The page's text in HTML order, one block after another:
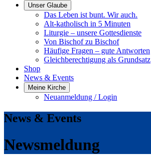
Unser Glaube
Das Leben ist bunt. Wir auch.
Alt-katholisch in 5 Minuten
Liturgie – unsere Gottesdienste
Von Bischof zu Bischof
Häufige Fragen – gute Antworten
Gleichberechtigung als Grundsatz
Shop
News & Events
Meine Kirche
Neuanmeldung / Login
News & Events
Newsmeldung